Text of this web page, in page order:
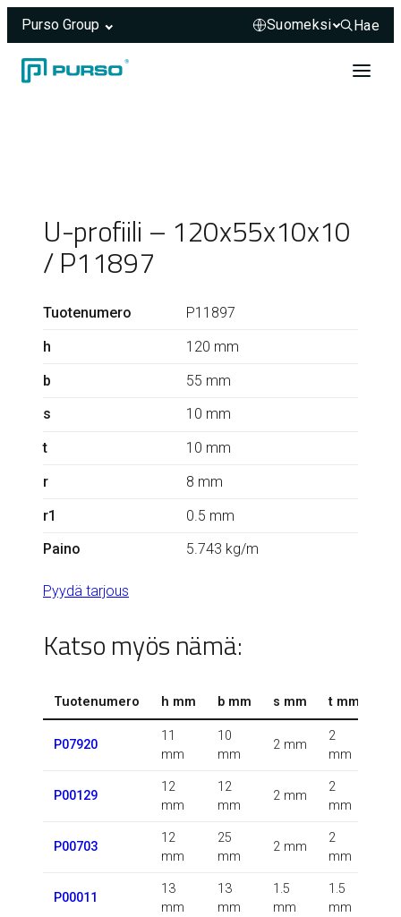
Purso Group
Hae
Hae
U-profiili – 120x55x10x10
/ P11897
Tuotenumero
P11897
h
120 mm
b
55 mm
s
10 mm
t
10 mm
r
8 mm
r1
0.5 mm
Paino
5.743 kg/m
Pyydä tarjous
Katso myös nämä:
Tuotenumero h mm b mm s mm t mm
P07920
11
mm
10
mm
2 mm
2
mm
P00129
12
mm
12
mm
2 mm
2
mm
P00703
12
mm
25
mm
2 mm
2
mm
P00011
13
mm
13
mm
1.5
mm
1.5
mm